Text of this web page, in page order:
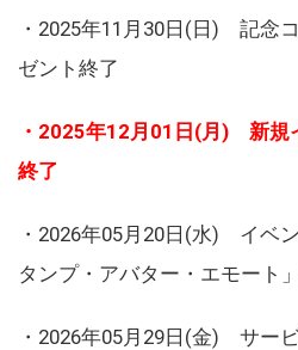
・2025年11月30日(日) 記念
ゼント終了
・2025年12月01日(月) 新規
終了
・2026年05月20日(水) イベ
タンプ・アバター・エモート
・2026年05月29日(金) サー